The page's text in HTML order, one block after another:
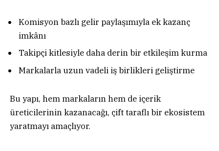
Komisyon bazlı gelir paylaşımıyla ek kazanç
imkânı
Takipçi kitlesiyle daha derin bir etkileşim kurma
Markalarla uzun vadeli iş birlikleri geliştirme
Bu yapı, hem markaların hem de içerik
üreticilerinin kazanacağı, çift taraflı bir ekosistem
yaratmayı amaçlıyor.